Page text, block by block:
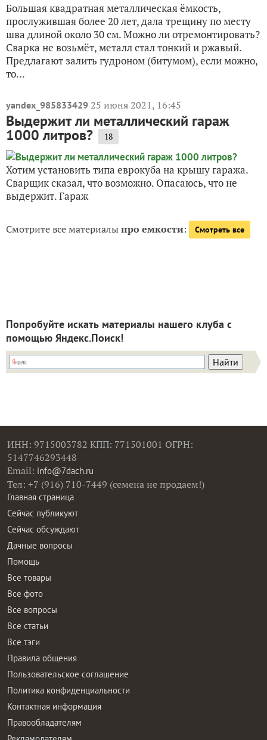
Большая квадратная металлическая ёмкость,
прослужившая более 20 лет, дала трещину по месту
шва длиной около 30 см. Можно ли отремонтировать?
Сварка не возьмёт, металл стал тонкий и ржавый.
Предлагают залить гудроном (битумом), если можно,
то...
yandex_985833429 25 июня 2021, 16:45
Выдержит ли металлический гараж
1000 литров? 18
Хотим установить типа еврокуба на крышу гаража.
Сварщик сказал, что возможно. Опасаюсь, что не
выдержит. Гараж
Смотрите все материалыпро емкости: Смотреть все
Попробуйте искать материалы нашего клуба с
помощью Яндекс.Поиск!
ИНН: 9715003782 КПП: 771501001 ОГРН:
5147746293448
Email: info@7dach.ru
Тел: +7 (916) 710-7449 (семена не продаем!)
Главная страница
Сейчас публикуют
Сейчас обсуждают
Дачные вопросы
Помощь
Все товары
Все фото
Все вопросы
Все статьи
Все тэги
Правила общения
Пользовательское соглашение
Политика конфиденциальности
Контактная информация
Правообладателям